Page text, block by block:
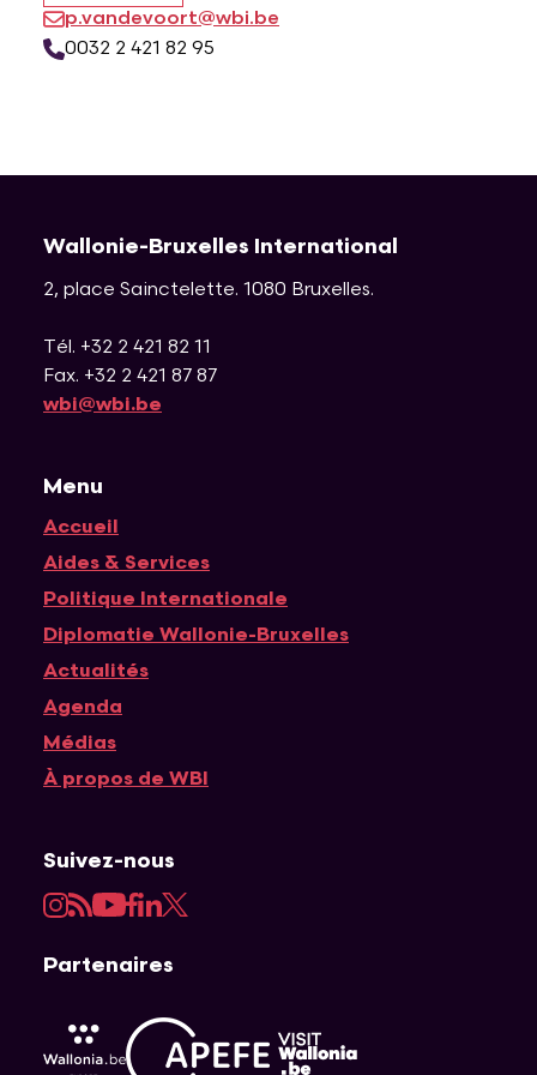
p.vandevoort@wbi.be
0032 2 421 82 95
Wallonie-Bruxelles International
2, place Sainctelette. 1080 Bruxelles.
Tél. +32 2 421 82 11
Fax. +32 2 421 87 87
wbi@wbi.be
Menu
Accueil
Navigation principale
Aides & Services
Politique Internationale
Diplomatie Wallonie-Bruxelles
Actualités
Agenda
Médias
À propos de WBI
Suivez-nous
Instagram
RSSYouTube
Facebook
LinkedIn
Twitter
Partenaires
AWEX
Visit Wallonia